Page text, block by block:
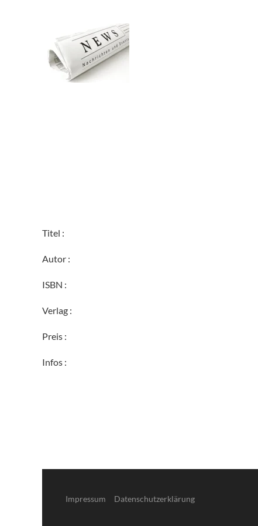
Zum Hauptinhalt springen
Titel :
Autor :
ISBN :
Verlag :
Preis :
Infos :
Impressum Datenschutzerklärung